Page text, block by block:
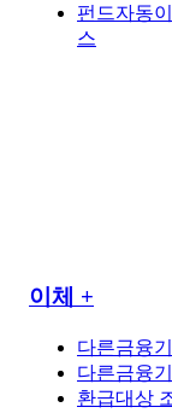
펀드자동
스
이체 +
다른금융
다른금융
환급대상